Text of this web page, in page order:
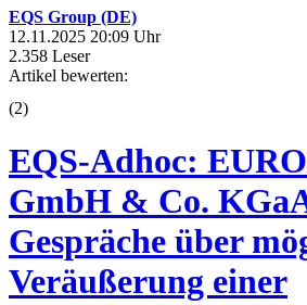
EQS Group (DE)
12.11.2025 20:09 Uhr
2.358 Leser
Artikel bewerten:
(2)
EQS-Adhoc:
GmbH & Co.
Gespräche über
Veräußerung einer